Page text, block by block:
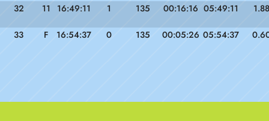
32 11 16:49:11 1 135 00:16:16 05:49:11 1.88
33 F 16:54:37 0 135 00:05:26 05:54:37